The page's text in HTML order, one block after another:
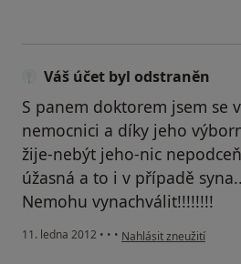
Váš účet byl odstraněn
S panem doktorem jsem se
nemocnici a díky jeho
žije-nebýt jeho-nic
úžasná a to i v případě
Nemohu vynachválit!!!!!!!!
11. ledna 2012 • • • podle názoru uživatele
Nahlásit zneužití